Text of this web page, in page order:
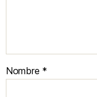
Nombre *